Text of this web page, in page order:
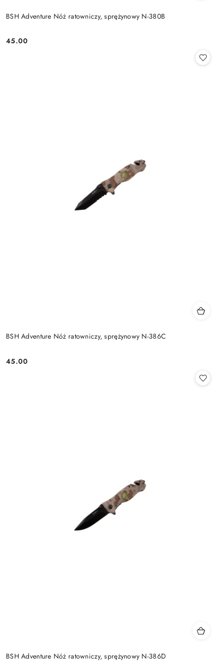
BSH Adventure Nóż ratowniczy, sprężynowy N-380B
Cena:
45.00
BSH Adventure Nóż ratowniczy, sprężynowy N-386C
Cena:
45.00
BSH Adventure Nóż ratowniczy, sprężynowy N-386D